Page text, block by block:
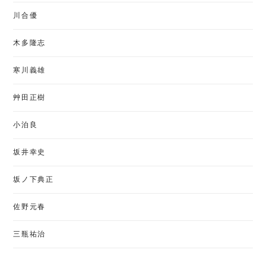
川合優
木多隆志
寒川義雄
艸田正樹
小泊良
坂井幸史
坂ノ下典正
佐野元春
三瓶祐治